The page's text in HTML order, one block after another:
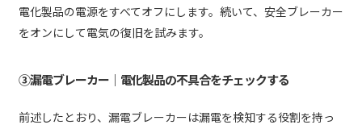
電化製品の電源をすべてオフにします。続いて、安全ブレーカー
をオンにして電気の復旧を試みます。
③漏電ブレーカー｜電化製品の不具合をチェックする
前述したとおり、漏電ブレーカーは漏電を検知する役割を持っ